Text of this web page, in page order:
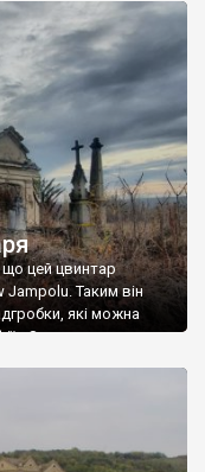
що цей цвинтар
Таким він
які можна
Загалом цвинтар